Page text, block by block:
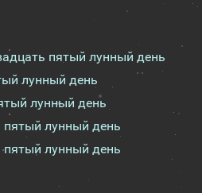
пятый лунный день
лунный день
лунный день
пятый лунный день
лунный день